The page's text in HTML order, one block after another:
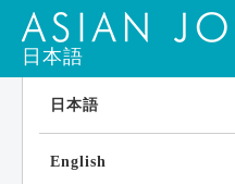
日本語
日本語
English